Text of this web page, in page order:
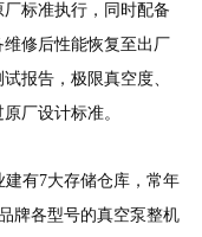
标准执行，同时配备
修后性能恢复至出厂
报告，极限真空度、
厂设计标准。
建有7大存储仓库，常年
牌各型号的真空泵整机